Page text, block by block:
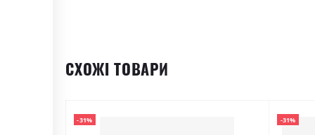
СХОЖІ ТОВАРИ
-31% -31%